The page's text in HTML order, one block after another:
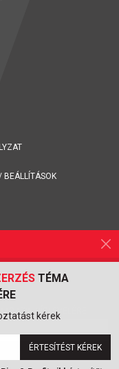
TÉMA
kérek
ÉRTESÍTÉST KÉREK
BEÁLLÍTÁSOK
HÍRLEVELÉRE